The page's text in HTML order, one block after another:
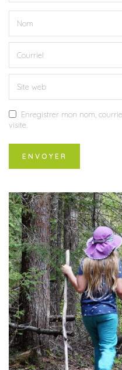
Enregistrer mon nom,
visite.